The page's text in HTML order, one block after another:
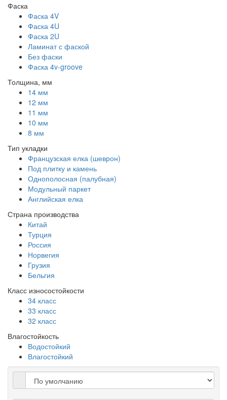
Фаска
Фаска 4V
Фаска 4U
Фаска 2U
Ламинат с фаской
Без фаски
Фаска 4v-groove
Толщина, мм
14 мм
12 мм
11 мм
10 мм
8 мм
Тип укладки
Французская елка (шеврон)
Под плитку и камень
Однополосная (палубная)
Модульный паркет
Английская елка
Страна производства
Китай
Турция
Россия
Норвегия
Грузия
Бельгия
Класс износостойкости
34 класс
33 класс
32 класс
Влагостойкость
Водостойкий
Влагостойкий